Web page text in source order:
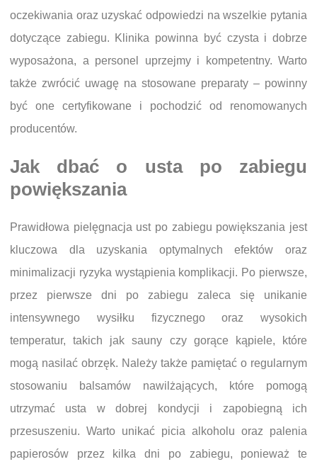
oczekiwania oraz uzyskać odpowiedzi na wszelkie pytania
dotyczące zabiegu. Klinika powinna być czysta i dobrze
wyposażona, a personel uprzejmy i kompetentny. Warto
także zwrócić uwagę na stosowane preparaty – powinny
być one certyfikowane i pochodzić od renomowanych
producentów.
Jak dbać o usta po zabiegu
powiększania
Prawidłowa pielęgnacja ust po zabiegu powiększania jest
kluczowa dla uzyskania optymalnych efektów oraz
minimalizacji ryzyka wystąpienia komplikacji. Po pierwsze,
przez pierwsze dni po zabiegu zaleca się unikanie
intensywnego wysiłku fizycznego oraz wysokich
temperatur, takich jak sauny czy gorące kąpiele, które
mogą nasilać obrzęk. Należy także pamiętać o regularnym
stosowaniu balsamów nawilżających, które pomogą
utrzymać usta w dobrej kondycji i zapobiegną ich
przesuszeniu. Warto unikać picia alkoholu oraz palenia
papierosów przez kilka dni po zabiegu, ponieważ te